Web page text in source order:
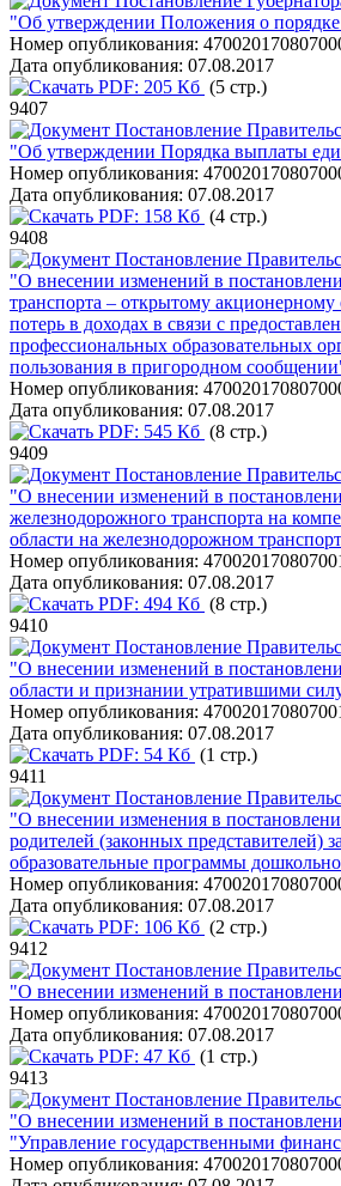
"Об утверждении Положения о порядке
Номер опубликования:
Дата опубликования: 07.08.2017
PDF: 205 Кб (5 стр.)
9407
Постановление
"Об утверждении Порядка выплаты
Номер опубликования:
Дата опубликования: 07.08.2017
PDF: 158 Кб (4 стр.)
9408
Постановление
"О внесении изменений в
транспорта – открытому
потерь в доходах в связи с
профессиональных образовательных
пользования в пригородном
Номер опубликования:
Дата опубликования: 07.08.2017
PDF: 545 Кб (8 стр.)
9409
Постановление
"О внесении изменений в
железнодорожного транспорта на
области на железнодорожном
Номер опубликования:
Дата опубликования: 07.08.2017
PDF: 494 Кб (8 стр.)
9410
Постановление
"О внесении изменений в
области и признании утратившими
Номер опубликования:
Дата опубликования: 07.08.2017
PDF: 54 Кб (1 стр.)
9411
Постановление
"О внесении изменения в
родителей (законных представителей)
образовательные программы
Номер опубликования:
Дата опубликования: 07.08.2017
PDF: 106 Кб (2 стр.)
9412
Постановление
"О внесении изменений в
Номер опубликования:
Дата опубликования: 07.08.2017
PDF: 47 Кб (1 стр.)
9413
Постановление
"О внесении изменений в
"Управление государственными
Номер опубликования: